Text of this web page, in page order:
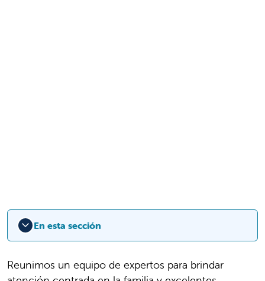
En esta sección
Reunimos un equipo de expertos para brindar